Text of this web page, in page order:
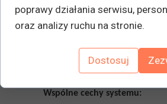
To nie tylko regał, to elementKompleksowego
Przechowywania , ponieważ wykorzystując
innymi rozwiązaniami
Wspólne cechy systemu:
poprawy działania serwisu,
oraz analizy ruchu na stronie.
Dostosuj